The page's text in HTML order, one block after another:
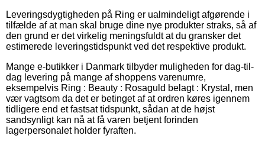
Leveringsdygtigheden på Ring er ualmindeligt afgørende i
tilfælde af at man skal bruge dine nye produkter straks, så af
den grund er det virkelig meningsfuldt at du gransker det
estimerede leveringstidspunkt ved det respektive produkt.
Mange e-butikker i Danmark tilbyder muligheden for dag-til-
dag levering på mange af shoppens varenumre,
eksempelvis Ring : Beauty : Rosaguld belagt : Krystal, men
vær vagtsom da det er betinget af at ordren køres igennem
tidligere end et fastsat tidspunkt, sådan at de højst
sandsynligt kan nå at få varen betjent forinden
lagerpersonalet holder fyraften.